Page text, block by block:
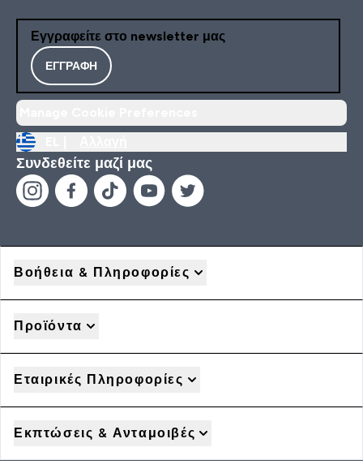
Εγγραφείτε στο newsletter μας
ΕΓΓΡΑΦΉ
Συνδεθείτε μαζί μας
Βοήθεια & Πληροφορίες
Προϊόντα
Εταιρικές Πληροφορίες
Εκπτώσεις & Ανταμοιβές